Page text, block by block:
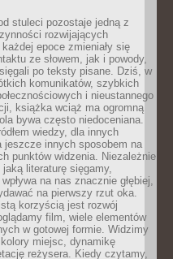
stuleci pozostaje jedną z
rozwijających
epoce zmieniały się
ze słowem, jak i powody,
po teksty pisane. Dziś, w
komunikatów, szybkich
i nieustannego
książka wciąż ma ogromną
bywa często niedoceniana.
wiedzy, dla innych
jeszcze innych sposobem na
punktów widzenia. Niezależnie
literaturę sięgamy,
na nas znacznie głębiej,
na pierwszy rzut oka.
korzyścią jest rozwój
film, wiele elementów
w gotowej formie. Widzimy
miejsc, dynamikę
reżysera. Kiedy czytamy,